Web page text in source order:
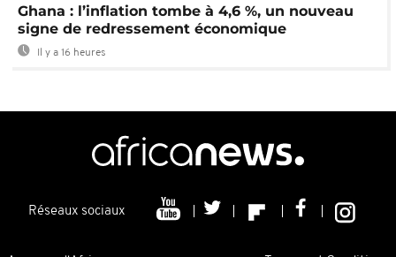
Ghana : l’inflation tombe à 4,6 %, un nouveau
signe de redressement économique
Il y a 16 heures
Réseaux sociaux